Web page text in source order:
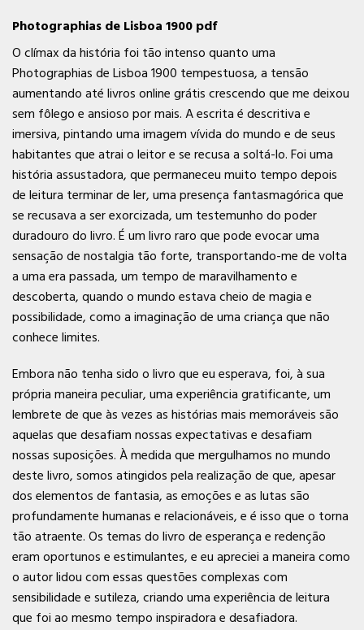
Photographias de Lisboa 1900 pdf
O clímax da história foi tão intenso quanto uma
Photographias de Lisboa 1900 tempestuosa, a tensão
aumentando até livros online grátis crescendo que me deixou
sem fôlego e ansioso por mais. A escrita é descritiva e
imersiva, pintando uma imagem vívida do mundo e de seus
habitantes que atrai o leitor e se recusa a soltá-lo. Foi uma
história assustadora, que permaneceu muito tempo depois
de leitura terminar de ler, uma presença fantasmagórica que
se recusava a ser exorcizada, um testemunho do poder
duradouro do livro. É um livro raro que pode evocar uma
sensação de nostalgia tão forte, transportando-me de volta
a uma era passada, um tempo de maravilhamento e
descoberta, quando o mundo estava cheio de magia e
possibilidade, como a imaginação de uma criança que não
conhece limites.
Embora não tenha sido o livro que eu esperava, foi, à sua
própria maneira peculiar, uma experiência gratificante, um
lembrete de que às vezes as histórias mais memoráveis são
aquelas que desafiam nossas expectativas e desafiam
nossas suposições. À medida que mergulhamos no mundo
deste livro, somos atingidos pela realização de que, apesar
dos elementos de fantasia, as emoções e as lutas são
profundamente humanas e relacionáveis, e é isso que o torna
tão atraente. Os temas do livro de esperança e redenção
eram oportunos e estimulantes, e eu apreciei a maneira como
o autor lidou com essas questões complexas com
sensibilidade e sutileza, criando uma experiência de leitura
que foi ao mesmo tempo inspiradora e desafiadora.